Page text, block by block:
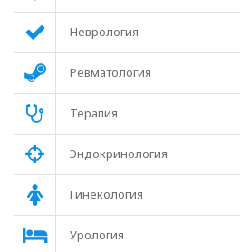
Неврология
Ревматология
Терапия
Эндокринология
Гинекология
Урология